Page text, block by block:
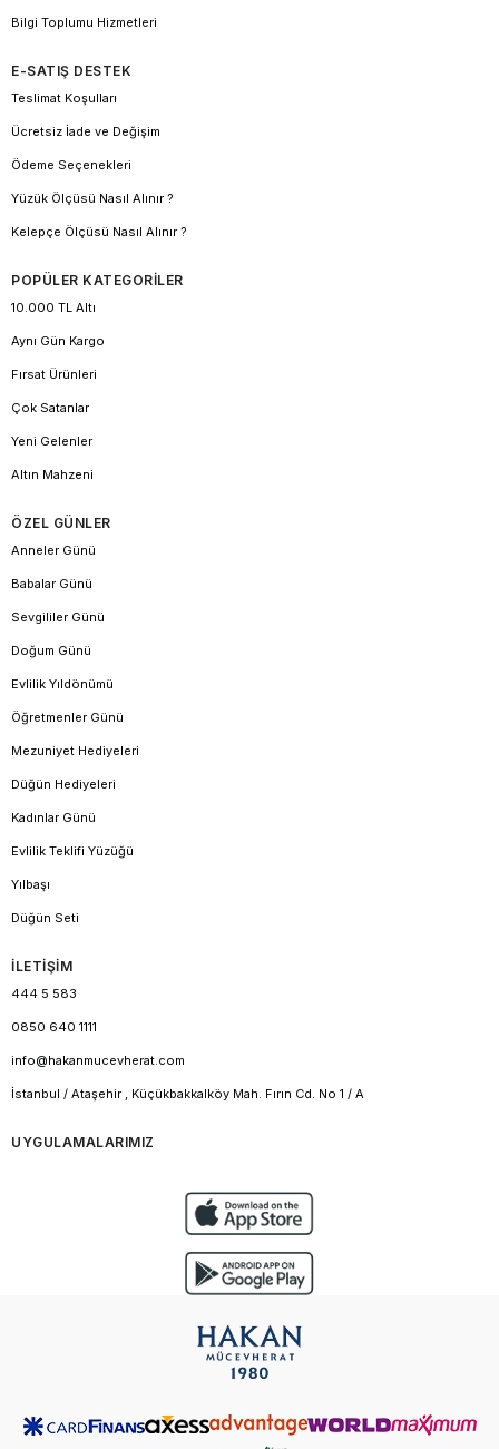
Bilgi Toplumu Hizmetleri
E-SATIŞ DESTEK
Teslimat Koşulları
Ücretsiz İade ve Değişim
Ödeme Seçenekleri
Yüzük Ölçüsü Nasıl Alınır ?
Kelepçe Ölçüsü Nasıl Alınır ?
POPÜLER KATEGORİLER
10.000 TL Altı
Aynı Gün Kargo
Fırsat Ürünleri
Çok Satanlar
Yeni Gelenler
Altın Mahzeni
ÖZEL GÜNLER
Anneler Günü
Babalar Günü
Sevgililer Günü
Doğum Günü
Evlilik Yıldönümü
Öğretmenler Günü
Mezuniyet Hediyeleri
Düğün Hediyeleri
Kadınlar Günü
Evlilik Teklifi Yüzüğü
Yılbaşı
Düğün Seti
İLETİŞİM
444 5 583
0850 640 1111
info@hakanmucevherat.com
İstanbul / Ataşehir , Küçükbakkalköy Mah. Fırın Cd. No 1 / A
UYGULAMALARIMIZ